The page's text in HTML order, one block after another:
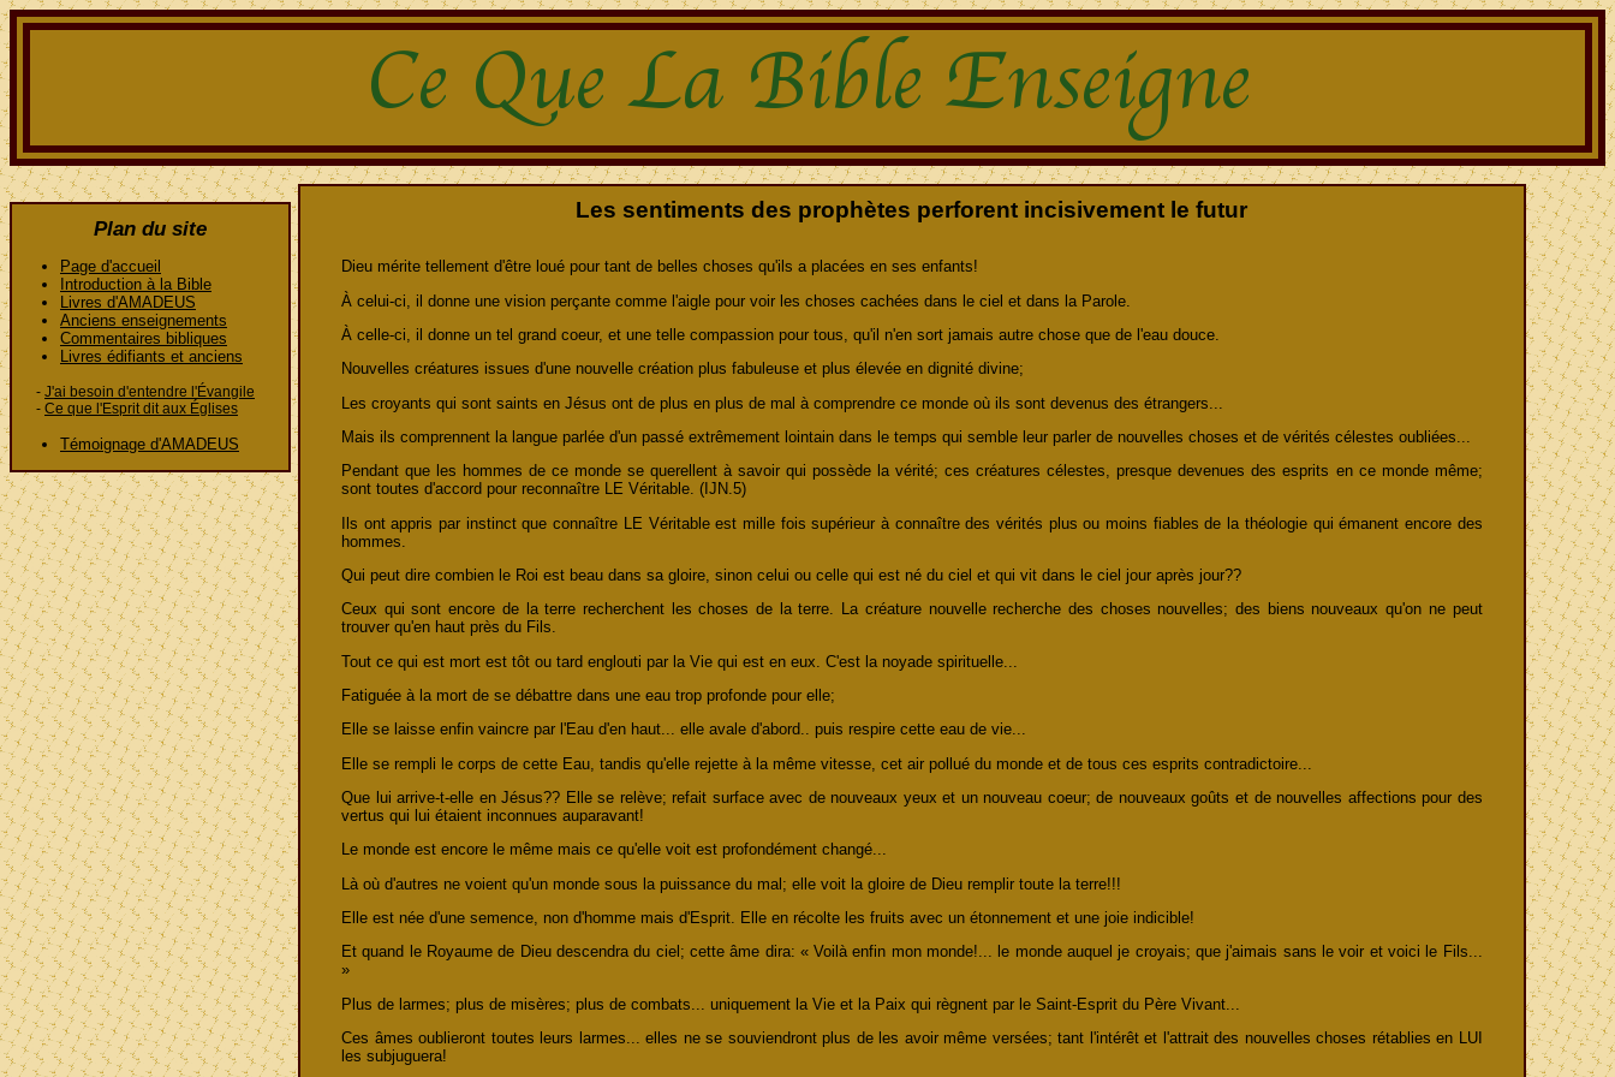
Plan du site
Page d'accueil
Introduction à la Bible
Livres d'AMADEUS
Anciens enseignements
Commentaires bibliques
Livres édifiants et anciens
- J'ai besoin d'entendre l'Évangile
- Ce que l'Esprit dit aux Églises
Témoignage d'AMADEUS
Les sentiments des prophètes perforent incisivement le futur
Dieu mérite tellement d'être loué pour tant de belles choses qu'ils a placées en ses enfants!
À celui-ci, il donne une vision perçante comme l'aigle pour voir les choses cachées dans le ciel et dans la Parole.
À celle-ci, il donne un tel grand coeur, et une telle compassion pour tous, qu'il n'en sort jamais autre chose que de l'eau douce.
Nouvelles créatures issues d'une nouvelle création plus fabuleuse et plus élevée en dignité divine;
Les croyants qui sont saints en Jésus ont de plus en plus de mal à comprendre ce monde où ils sont devenus des étrangers...
Mais ils comprennent la langue parlée d'un passé extrêmement lointain dans le temps qui semble leur parler de nouvelles choses et de vérités célestes oubliées...
Pendant que les hommes de ce monde se querellent à savoir qui possède la vérité; ces créatures célestes, presque devenues des esprits en ce monde même;
sont toutes d'accord pour reconnaître LE Véritable. (IJN.5)
Ils ont appris par instinct que connaître LE Véritable est mille fois supérieur à connaître des vérités plus ou moins fiables de la théologie qui émanent encore des
hommes.
Qui peut dire combien le Roi est beau dans sa gloire, sinon celui ou celle qui est né du ciel et qui vit dans le ciel jour après jour??
Ceux qui sont encore de la terre recherchent les choses de la terre. La créature nouvelle recherche des choses nouvelles; des biens nouveaux qu'on ne peut
trouver qu'en haut près du Fils.
Tout ce qui est mort est tôt ou tard englouti par la Vie qui est en eux. C'est la noyade spirituelle...
Fatiguée à la mort de se débattre dans une eau trop profonde pour elle;
Elle se laisse enfin vaincre par l'Eau d'en haut... elle avale d'abord.. puis respire cette eau de vie...
Elle se rempli le corps de cette Eau, tandis qu'elle rejette à la même vitesse, cet air pollué du monde et de tous ces esprits contradictoire...
Que lui arrive-t-elle en Jésus?? Elle se relève; refait surface avec de nouveaux yeux et un nouveau coeur; de nouveaux goûts et de nouvelles affections pour des
vertus qui lui étaient inconnues auparavant!
Le monde est encore le même mais ce qu'elle voit est profondément changé...
Là où d'autres ne voient qu'un monde sous la puissance du mal; elle voit la gloire de Dieu remplir toute la terre!!!
Elle est née d'une semence, non d'homme mais d'Esprit. Elle en récolte les fruits avec un étonnement et une joie indicible!
Et quand le Royaume de Dieu descendra du ciel; cette âme dira: « Voilà enfin mon monde!... le monde auquel je croyais; que j'aimais sans le voir et voici le Fils...
»
Plus de larmes; plus de misères; plus de combats... uniquement la Vie et la Paix qui règnent par le Saint-Esprit du Père Vivant...
Ces âmes oublieront toutes leurs larmes... elles ne se souviendront plus de les avoir même versées; tant l'intérêt et l'attrait des nouvelles choses rétablies en LUI
les subjuguera!